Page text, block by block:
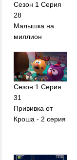
Сезон 1 Серия
28
Малышка на
миллион
Сезон 1 Серия
31
Прививка от
Кроша - 2 серия